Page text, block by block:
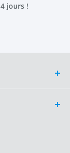
jours !